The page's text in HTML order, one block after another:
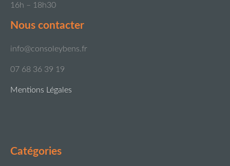
16h – 18h30
Nous contacter
info@consoleybens.fr
07 68 36 39 19
Mentions Légales
Catégories